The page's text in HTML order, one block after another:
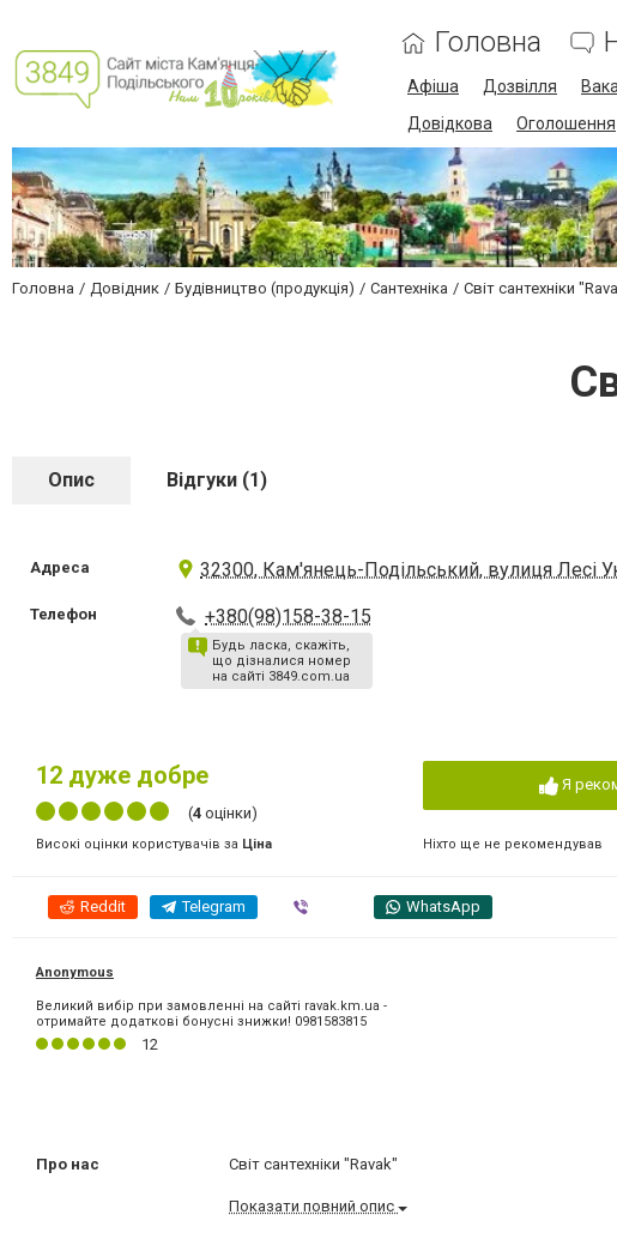
Головна
Афіша Дозвілля
Довідкова
Оголошення
Головна Довідник Будівництво (продукція) Сантехніка Світ сантехніки
Опис Відгуки (1)
Адреса 32300, Кам'янець-Подільський, вулиця Лесі
Телефон +380(98)158-38-15
Будь ласка, скажіть,
що дізналися номер
на сайті 3849.com.ua
12 дуже добре
(4 оцінки)
Високі оцінки користувачів за Ціна
Я
Ніхто ще не рекомендував
Reddit Telegram WhatsApp
Anonymous
Великий вибір при замовленні на сайті ravak.km.ua -
отримайте додаткові бонусні знижки! 0981583815
12
Про нас Світ сантехніки "Ravak"
Показати повний опис